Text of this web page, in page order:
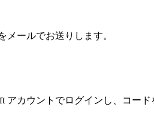
メールでお送りします。
アカウントでログインし、コード